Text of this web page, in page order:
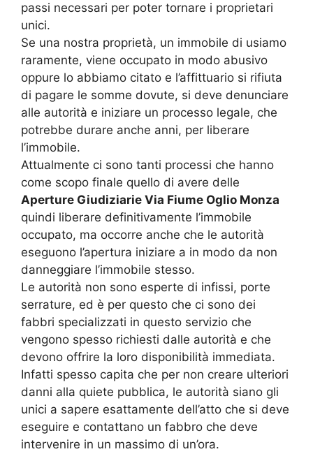
passi necessari per poter tornare i proprietari
unici.
Se una nostra proprietà, un immobile di usiamo
raramente, viene occupato in modo abusivo
oppure lo abbiamo citato e l’affittuario si rifiuta
di pagare le somme dovute, si deve denunciare
alle autorità e iniziare un processo legale, che
potrebbe durare anche anni, per liberare
l’immobile.
Attualmente ci sono tanti processi che hanno
come scopo finale quello di avere delle
Aperture Giudiziarie Via Fiume Oglio Monza
quindi liberare definitivamente l’immobile
occupato, ma occorre anche che le autorità
eseguono l’apertura iniziare a in modo da non
danneggiare l’immobile stesso.
Le autorità non sono esperte di infissi, porte
serrature, ed è per questo che ci sono dei
fabbri specializzati in questo servizio che
vengono spesso richiesti dalle autorità e che
devono offrire la loro disponibilità immediata.
Infatti spesso capita che per non creare ulteriori
danni alla quiete pubblica, le autorità siano gli
unici a sapere esattamente dell’atto che si deve
eseguire e contattano un fabbro che deve
intervenire in un massimo di un’ora.